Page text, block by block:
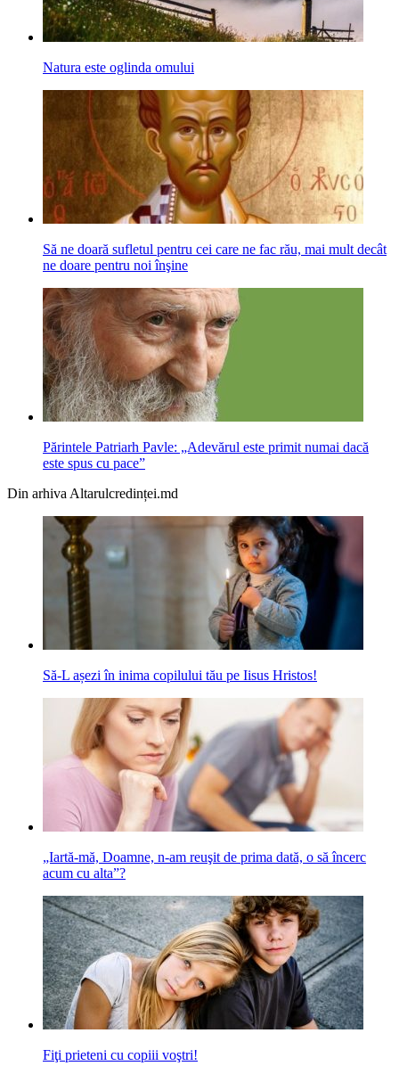
Natura este oglinda omului
Să ne doară sufletul pentru cei care ne fac rău, mai mult decât
ne doare pentru noi înşine
Părintele Patriarh Pavle: „Adevărul este primit numai dacă
este spus cu pace”
Din arhiva Altarulcredinței.md
Să-L așezi în inima copilului tău pe Iisus Hristos!
„Iartă-mă, Doamne, n-am reuşit de prima dată, o să încerc
acum cu alta”?
Fiţi prieteni cu copiii voştri!